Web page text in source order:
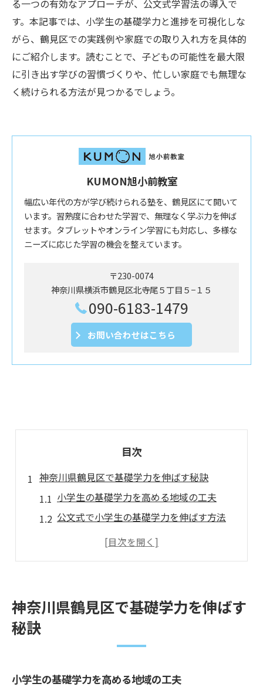
る一つの有効なアプローチが、公文式学習法の導入で
す。本記事では、小学生の基礎学力と進捗を可視化しな
がら、鶴見区での実践例や家庭での取り入れ方を具体的
にご紹介します。読むことで、子どもの可能性を最大限
に引き出す学びの習慣づくりや、忙しい家庭でも無理な
く続けられる方法が見つかるでしょう。
KUMON旭小前教室
幅広い年代の方が学び続けられる塾を、鶴見区にて開いて
います。習熟度に合わせた学習で、無理なく学ぶ力を伸ば
せます。タブレットやオンライン学習にも対応し、多様な
ニーズに応じた学習の機会を整えています。
〒230-0074
神奈川県横浜市鶴見区北寺尾５丁目５−１５
090-6183-1479
お問い合わせはこちら
目次
神奈川県鶴見区で基礎学力を伸ばす秘訣
小学生の基礎学力を高める地域の工夫
公文式で小学生の基礎学力を伸ばす方法
家庭と公文式が連携した基礎学力強化術
公文式学習法が生む小学生の変化とは
小学生基礎学力が公文式でどう変わるか
小学生に公文式が与える学習習慣の変化
神奈川県鶴見区で基礎学力を伸ばす
秘訣
小学生の基礎学力を高める地域の工夫